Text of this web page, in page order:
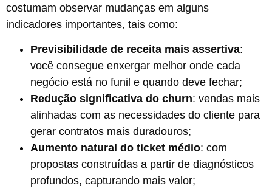
costumam observar mudanças em alguns
indicadores importantes, tais como:
Previsibilidade de receita mais assertiva:
você consegue enxergar melhor onde cada
negócio está no funil e quando deve fechar;
Redução significativa do churn: vendas mais
alinhadas com as necessidades do cliente para
gerar contratos mais duradouros;
Aumento natural do ticket médio: com
propostas construídas a partir de diagnósticos
profundos, capturando mais valor;